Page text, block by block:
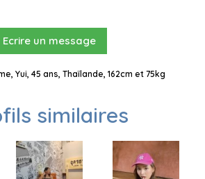
Ecrire un message
Yui, 45 ans, Thaïlande, 162cm et 75kg
similaires